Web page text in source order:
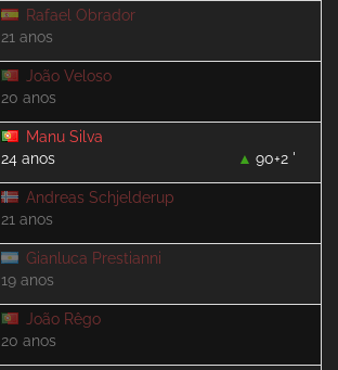
Rafael Obrador
21 anos
João Veloso
20 anos
Manu Silva
24 anos
90+2 '
Andreas Schjelderup
21 anos
Gianluca Prestianni
19 anos
João Rêgo
20 anos